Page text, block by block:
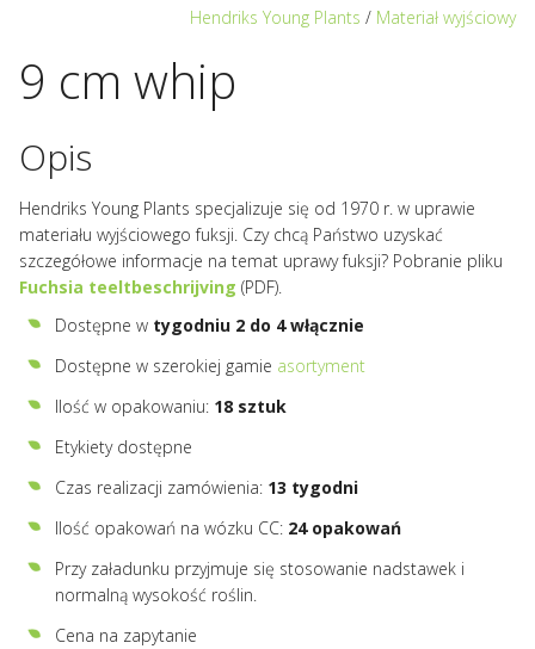
Hendriks Young Plants / Materiał wyjściowy
9 cm whip
Opis
Hendriks Young Plants specjalizuje się od 1970 r. w uprawie
materiału wyjściowego fuksji. Czy chcą Państwo uzyskać
szczegółowe informacje na temat uprawy fuksji? Pobranie pliku
Fuchsia teeltbeschrijving (PDF).
Dostępne w tygodniu 2 do 4 włącznie
Dostępne w szerokiej gamie asortyment
Ilość w opakowaniu: 18 sztuk
Etykiety dostępne
Czas realizacji zamówienia: 13 tygodni
Ilość opakowań na wózku CC: 24 opakowań
Przy załadunku przyjmuje się stosowanie nadstawek i
normalną wysokość roślin.
Cena na zapytanie